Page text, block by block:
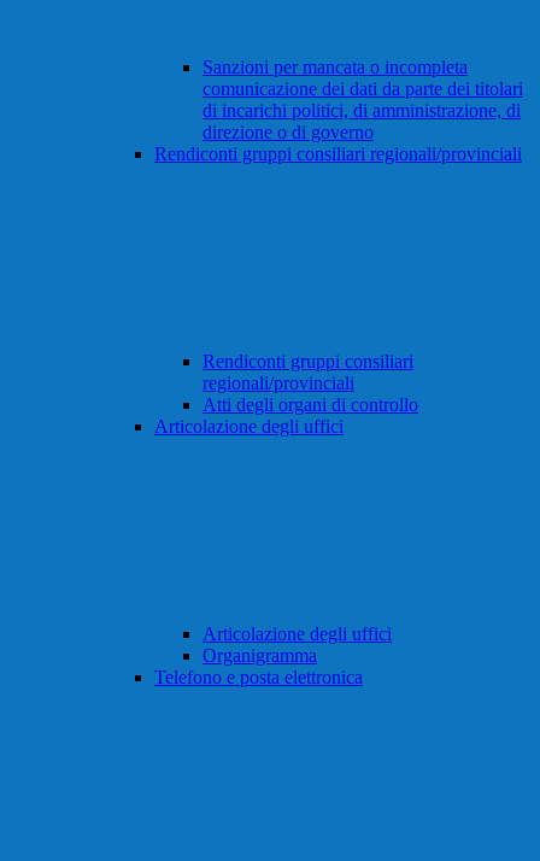
Sanzioni per mancata o incompleta
comunicazione dei dati da parte dei titolari
di incarichi politici, di amministrazione, di
direzione o di governo
Rendiconti gruppi consiliari regionali/provinciali
Rendiconti gruppi consiliari
regionali/provinciali
Atti degli organi di controllo
Articolazione degli uffici
Articolazione degli uffici
Organigramma
Telefono e posta elettronica